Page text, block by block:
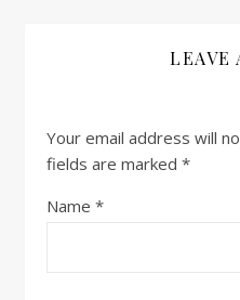
LEAVE
Your email address will
fields are marked *
Name *